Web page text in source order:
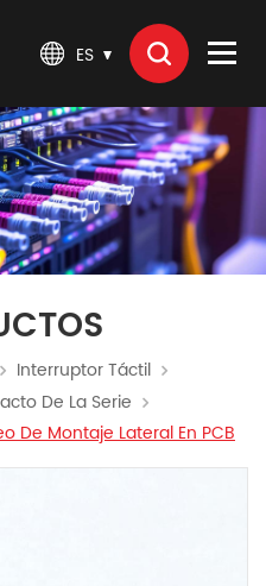
ES
Interruptor Táctil
De La Serie
De Montaje Lateral En PCB